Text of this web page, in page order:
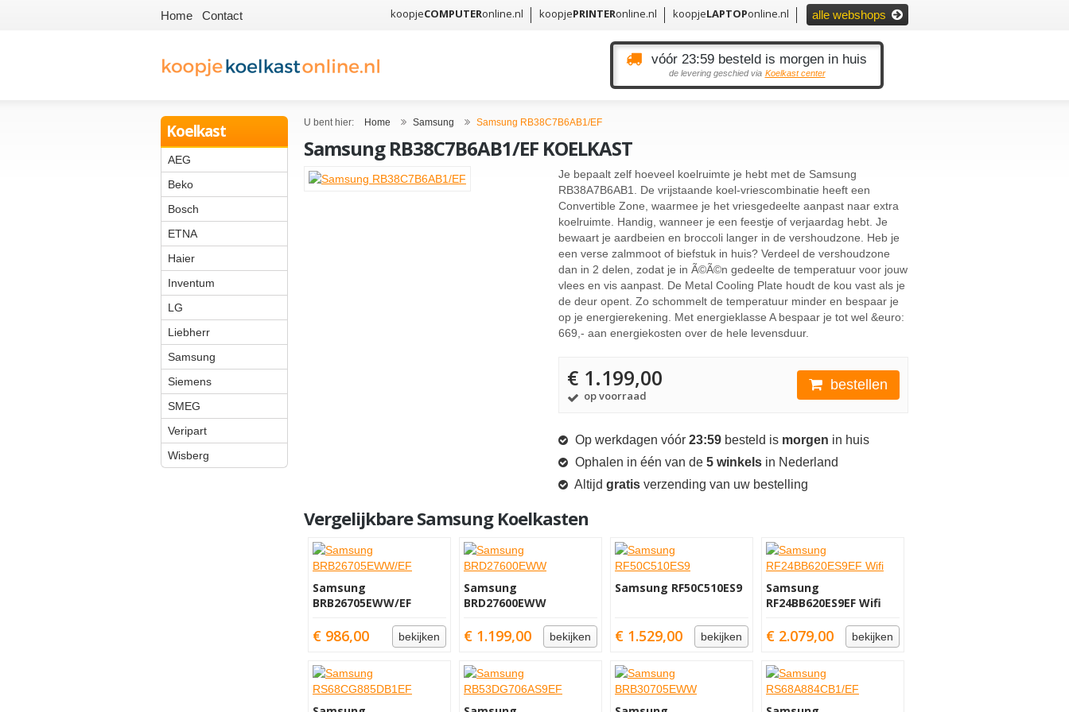
Home Contact koopjeCOMPUTERonline.nl koopjePRINTERonline.nl koopjeLAPTOPonline.nl alle webshops
vóór 23:59 besteld is morgen in huis
de levering geschied via Koelkast center
Koelkast
AEG
Beko
Bosch
ETNA
Haier
Inventum
LG
Liebherr
Samsung
Siemens
SMEG
Veripart
Wisberg
U bent hier: Home Samsung Samsung RB38C7B6AB1/EF
Samsung RB38C7B6AB1/EF KOELKAST
Je bepaalt zelf hoeveel koelruimte je hebt met de Samsung
RB38A7B6AB1. De vrijstaande koel-vriescombinatie heeft een
Convertible Zone, waarmee je het vriesgedeelte aanpast naar extra
koelruimte. Handig, wanneer je een feestje of verjaardag hebt. Je
bewaart je aardbeien en broccoli langer in de vershoudzone. Heb je
een verse zalmmoot of biefstuk in huis? Verdeel de vershoudzone
dan in 2 delen, zodat je in Ã©Ã©n gedeelte de temperatuur voor jouw
vlees en vis aanpast. De Metal Cooling Plate houdt de kou vast als je
de deur opent. Zo schommelt de temperatuur minder en bespaar je
op je energierekening. Met energieklasse A bespaar je tot wel &euro:
669,- aan energiekosten over de hele levensduur.
€ 1.199,00
op voorraad
bestellen
Op werkdagen vóór 23:59 besteld is morgen in huis
Ophalen in één van de 5 winkels in Nederland
Altijd gratis verzending van uw bestelling
Vergelijkbare Samsung Koelkasten
Samsung
BRB26705EWW/EF
€ 986,00 bekijken
Samsung
BRD27600EWW
€ 1.199,00 bekijken
Samsung RF50C510ES9
€ 1.529,00 bekijken
Samsung
RF24BB620ES9EF Wifi
€ 2.079,00 bekijken